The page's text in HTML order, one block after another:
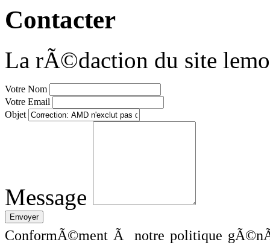
Contacter
La rÃ©daction du site
Votre Nom
Votre Email
Objet
Message
ConformÃ©ment Ã notre politique